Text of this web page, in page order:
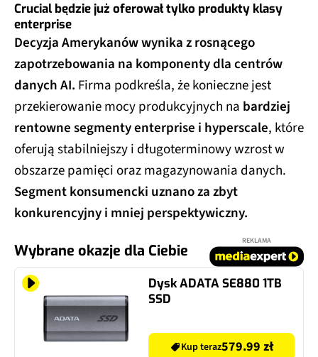
Crucial będzie już oferował tylko produkty klasy
enterprise
Decyzja Amerykanów wynika z rosnącego
zapotrzebowania na komponenty dla centrów
danych AI. Firma podkreśla, że konieczne jest
przekierowanie mocy produkcyjnych na bardziej
rentowne segmenty enterprise i hyperscale, które
oferują stabilniejszy i długoterminowy wzrost w
obszarze pamięci oraz magazynowania danych.
Segment konsumencki uznano za zbyt
konkurencyjny i mniej perspektywiczny.
Wybrane okazje dla Ciebie
REKLAMA
Dysk ADATA SE880 1TB
SSD
Kup teraz579.99 zł